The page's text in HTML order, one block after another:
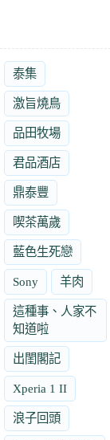
泰集
激旨燒鳥
品田牧場
君品酒店
鼎泰豐
喫茶萬歲
藍色生死戀
Sony 羊肉
這種事、人家不
知道啦
出閨閣記
Xperia 1 II
浪子回頭